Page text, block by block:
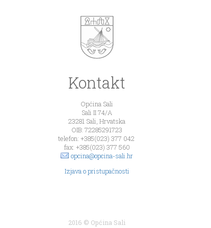
Kontakt
Općina Sali
Sali II 74/A
23281 Sali, Hrvatska
OIB: 72285291723
telefon: +385(023) 377 042
fax: +385(023) 377 560
opcina@opcina-sali.hr
Izjava o pristupačnosti
2016 © Općina Sali